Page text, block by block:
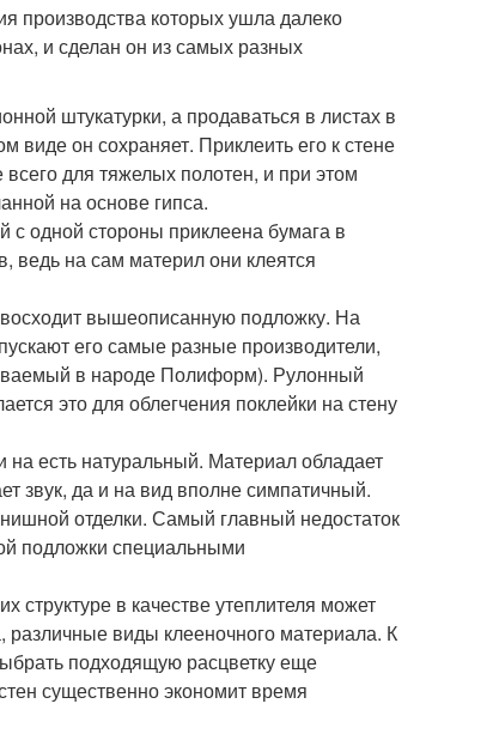
производства которых ушла далеко
и сделан он из самых разных
штукатурки, а продаваться в листах в
виде он сохраняет. Приклеить его к стене
для тяжелых полотен, и при этом
на основе гипса.
одной стороны приклеена бумага в
ведь на сам материл они клеятся
вышеописанную подложку. На
его самые разные производители,
в народе Полиформ). Рулонный
это для облегчения поклейки на стену
есть натуральный. Материал обладает
звук, да и на вид вполне симпатичный.
отделки. Самый главный недостаток
подложки специальными
в качестве утеплителя может
различные виды клееночного материала. К
подходящую расцветку еще
существенно экономит время